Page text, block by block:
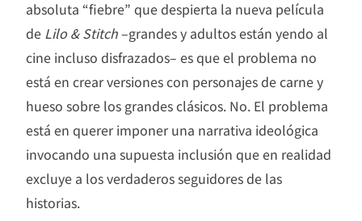
absoluta “fiebre” que despierta la nueva película
de Lilo & Stitch–grandes y adultos están yendo al
cine incluso disfrazados– es que el problema no
está en crear versiones con personajes de carne y
hueso sobre los grandes clásicos. No. El problema
está en querer imponer una narrativa ideológica
invocando una supuesta inclusión que en realidad
excluye a los verdaderos seguidores de las
historias.